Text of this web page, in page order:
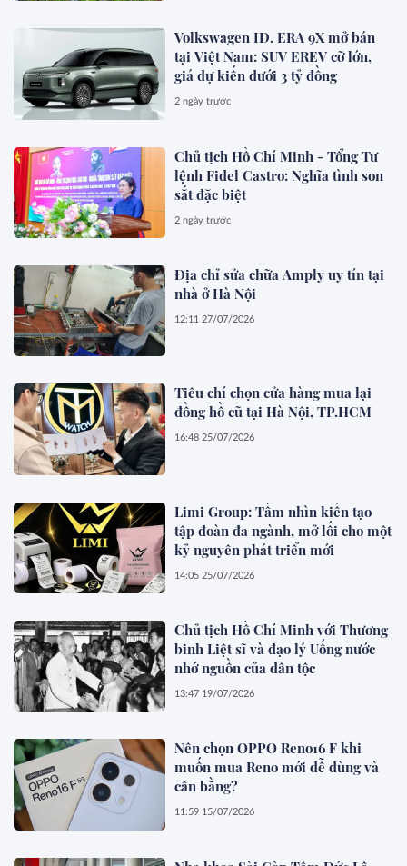
Volkswagen ID. ERA 9X mở bán
tại Việt Nam: SUV EREV cỡ lớn,
giá dự kiến dưới 3 tỷ đồng
2 ngày trước
Chủ tịch Hồ Chí Minh - Tổng Tư
lệnh Fidel Castro: Nghĩa tình son
sắt đặc biệt
2 ngày trước
Địa chỉ sửa chữa Amply uy tín tại
nhà ở Hà Nội
12:11 27/07/2026
Tiêu chí chọn cửa hàng mua lại
đồng hồ cũ tại Hà Nội, TP.HCM
16:48 25/07/2026
Limi Group: Tầm nhìn kiến tạo
tập đoàn đa ngành, mở lối cho một
kỷ nguyên phát triển mới
14:05 25/07/2026
Chủ tịch Hồ Chí Minh với Thương
binh Liệt sĩ và đạo lý Uống nước
nhớ nguồn của dân tộc
13:47 19/07/2026
Nên chọn OPPO Reno16 F khi
muốn mua Reno mới dễ dùng và
cân bằng?
11:59 15/07/2026